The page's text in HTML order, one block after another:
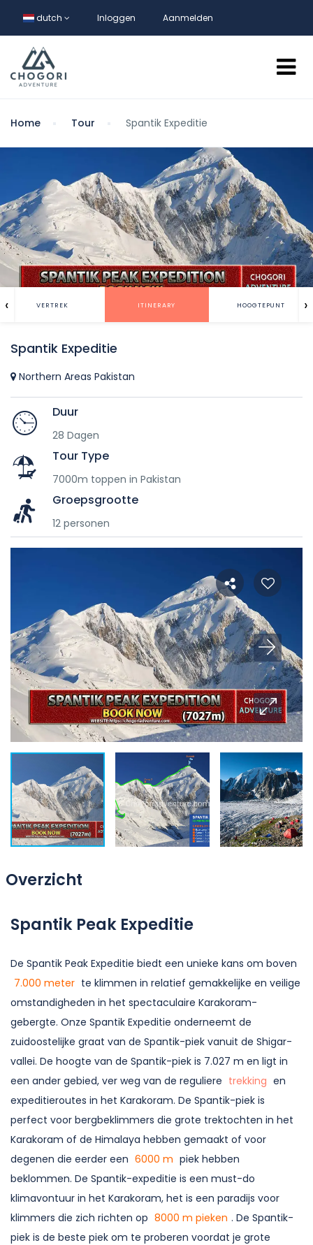
dutch Inloggen Aanmelden
Home Tour Spantik Expeditie
VERTREK ITINERARY HOOGTEPUNT
‹ ›
Spantik Expeditie
Northern Areas Pakistan
Duur
28 Dagen
Tour Type
7000m toppen in Pakistan
Groepsgrootte
12 personen
Overzicht
Spantik Peak Expeditie
De Spantik Peak Expeditie biedt een unieke kans om boven
7.000 meter te klimmen in relatief gemakkelijke en veilige
omstandigheden in het spectaculaire Karakoram-
gebergte. Onze Spantik Expeditie onderneemt de
zuidoostelijke graat van de Spantik-piek vanuit de Shigar-
vallei. De hoogte van de Spantik-piek is 7.027 m en ligt in
een ander gebied, ver weg van de reguliere trekking en
expeditieroutes in het Karakoram. De Spantik-piek is
perfect voor bergbeklimmers die grote trektochten in het
Karakoram of de Himalaya hebben gemaakt of voor
degenen die eerder een 6000 m piek hebben
beklommen. De Spantik-expeditie is een must-do
klimavontuur in het Karakoram, het is een paradijs voor
klimmers die zich richten op 8000 m pieken . De Spantik-
piek is de beste piek om te proberen voordat je grote